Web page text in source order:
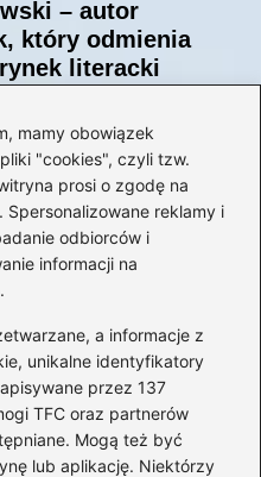
mamy obowiązek
"cookies", czyli tzw.
prosi o zgodę na
reklamy i
odbiorców i
informacji na
a informacje z
unikalne identyfikatory
przez 137
TFC oraz partnerów
Mogą też być
lub aplikację. Niektórzy
– autor
który odmienia
literacki
kulisy życia
o Kubusiu
książki autora
które
przeczytać